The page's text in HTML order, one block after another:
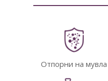
Отпорни на мувла